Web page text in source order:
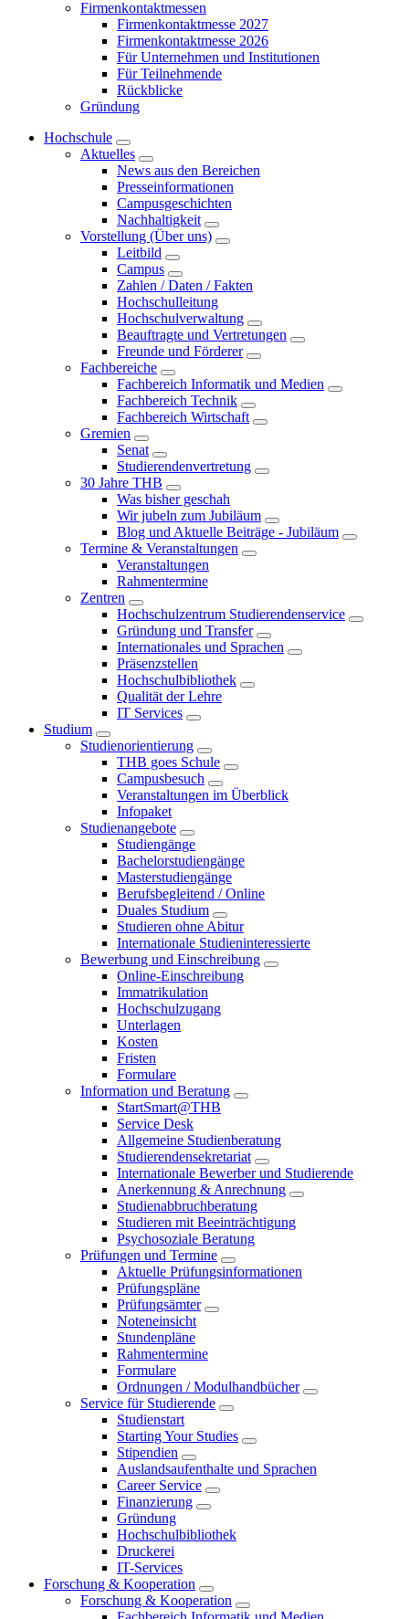
Firmenkontaktmessen
Firmenkontaktmesse 2027
Firmenkontaktmesse 2026
Für Unternehmen und Institutionen
Für Teilnehmende
Rückblicke
Gründung
Hochschule
Aktuelles
News aus den Bereichen
Presseinformationen
Campusgeschichten
Nachhaltigkeit
Vorstellung (Über uns)
Leitbild
Campus
Zahlen / Daten / Fakten
Hochschulleitung
Hochschulverwaltung
Beauftragte und Vertretungen
Freunde und Förderer
Fachbereiche
Fachbereich Informatik und Medien
Fachbereich Technik
Fachbereich Wirtschaft
Gremien
Senat
Studierendenvertretung
30 Jahre THB
Was bisher geschah
Wir jubeln zum Jubiläum
Blog und Aktuelle Beiträge - Jubiläum
Termine & Veranstaltungen
Veranstaltungen
Rahmentermine
Zentren
Hochschulzentrum Studierendenservice
Gründung und Transfer
Internationales und Sprachen
Präsenzstellen
Hochschulbibliothek
Qualität der Lehre
IT Services
Studium
Studienorientierung
THB goes Schule
Campusbesuch
Veranstaltungen im Überblick
Infopaket
Studienangebote
Studiengänge
Bachelorstudiengänge
Masterstudiengänge
Berufsbegleitend / Online
Duales Studium
Studieren ohne Abitur
Internationale Studieninteressierte
Bewerbung und Einschreibung
Online-Einschreibung
Immatrikulation
Hochschulzugang
Unterlagen
Kosten
Fristen
Formulare
Information und Beratung
StartSmart@THB
Service Desk
Allgemeine Studienberatung
Studierendensekretariat
Internationale Bewerber und Studierende
Anerkennung & Anrechnung
Studienabbruchberatung
Studieren mit Beeinträchtigung
Psychosoziale Beratung
Prüfungen und Termine
Aktuelle Prüfungsinformationen
Prüfungspläne
Prüfungsämter
Noteneinsicht
Stundenpläne
Rahmentermine
Formulare
Ordnungen / Modulhandbücher
Service für Studierende
Studienstart
Starting Your Studies
Stipendien
Auslandsaufenthalte und Sprachen
Career Service
Finanzierung
Gründung
Hochschulbibliothek
Druckerei
IT-Services
Forschung & Kooperation
Forschung & Kooperation